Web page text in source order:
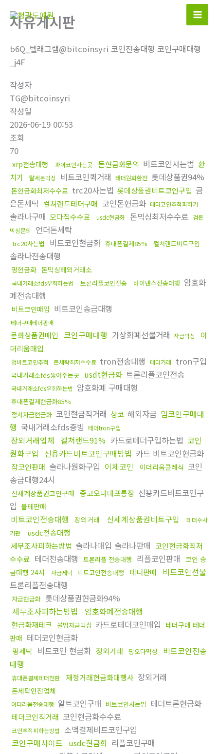
자유게시판
b6Q_텔래그램@bitcoinsyri 코인전송대행 코인구매대행
_j4F
작성자
TG@bitcoinsyri
작성일
2026-06-19 00:53
조회
70
xrp전송대행 파이코인사는곳 돈현금화문의 비트코인사는법 환
치기
탈세돈믹싱 비트코인퀵거래 태더원화환전 롯데상품권94%
돈현금화최저수수료 trc20사는법 롯데상품권비트코인구입 금
은돈세탁 컬쳐랜드테더구매 코인돈현금화 테더코인추척피하기
솔라나구매 오다집수수료 usdc현금화 돈믹싱최저수수료 검돈
믹싱문의
언더돈세탁
trc20사는법 비트코인현금화 휴대폰결제85% 컬쳐랜드비트구입
솔라나전송대행
핑현금화 돈믹싱해외거래소
국내거래소fds우회하는법 트론리플코인전송 바이낸스전송대행 암호화
폐전송대행
비트코인매입 비트코인송금대행
테더구매테더판매
문화상품권매입 코인구매대행 가상화폐선물거래 자금믹싱
이
더리움매입
업비트코인추적 돈세탁최저수수료 tron전송대행 테더거래 tron구입
국내거래소fds뚫어주는곳 usdt현금화 트론리플코인전송
국내거래소fds우회하는법 암호화폐 구매대행
휴대폰결제현금화85%
정치자금현금화 코인현금직거래 상코 해외자금 밈코인구매대
행 국내거래소fds증빙 테더tron구입
장외거래업체 컬쳐랜드91% 카드로테더구입하는법 코인
원화구입 신용카드비트코인구매방법 카드 비트코인현금화
잡코인판매 솔라나원화구입 이체코인 이더리움클레식 코인
송금대행24시
신세계상품권코인구매 중고오다대포통장 신용카드비트코인구
입 블테판매
비트코인전송대행 장외거래 신세계상품권비트구입
테더수사
기관
usdc전송대행
세무조사피하는방법 솔라나매입 솔라나판매 코인현금화최저
수수료 테더전송대행 트론리플 전송대행 리플코인판매 코인 송
금대행 24시
자금세탁 비트코인전송대행 테더판매
비트코인선물
트론리플전송대행
자금현금화 롯데상품권현금화94%
세무조사피하는방법
암호화폐전송대행
현금화재테크 불법자금믹싱 카드로테더코인매입 테더구매 테더
판매 테더코인현금화
핑세탁 비트코인 현금화 장외거래 핑오다믹싱
비트코인전송
대행
휴대폰결제테더전환 재정거래현금화대행사 장외거래
돈세탁안전업체
이더리움전송대행 알트코인구매 비트코인사는법 테더트론현금화
테더코인직거래 코인현금화수수료
코인추적피하는방법
소액결제비트코인구입
코인구매사이트 usdc현금화 리플코인구매